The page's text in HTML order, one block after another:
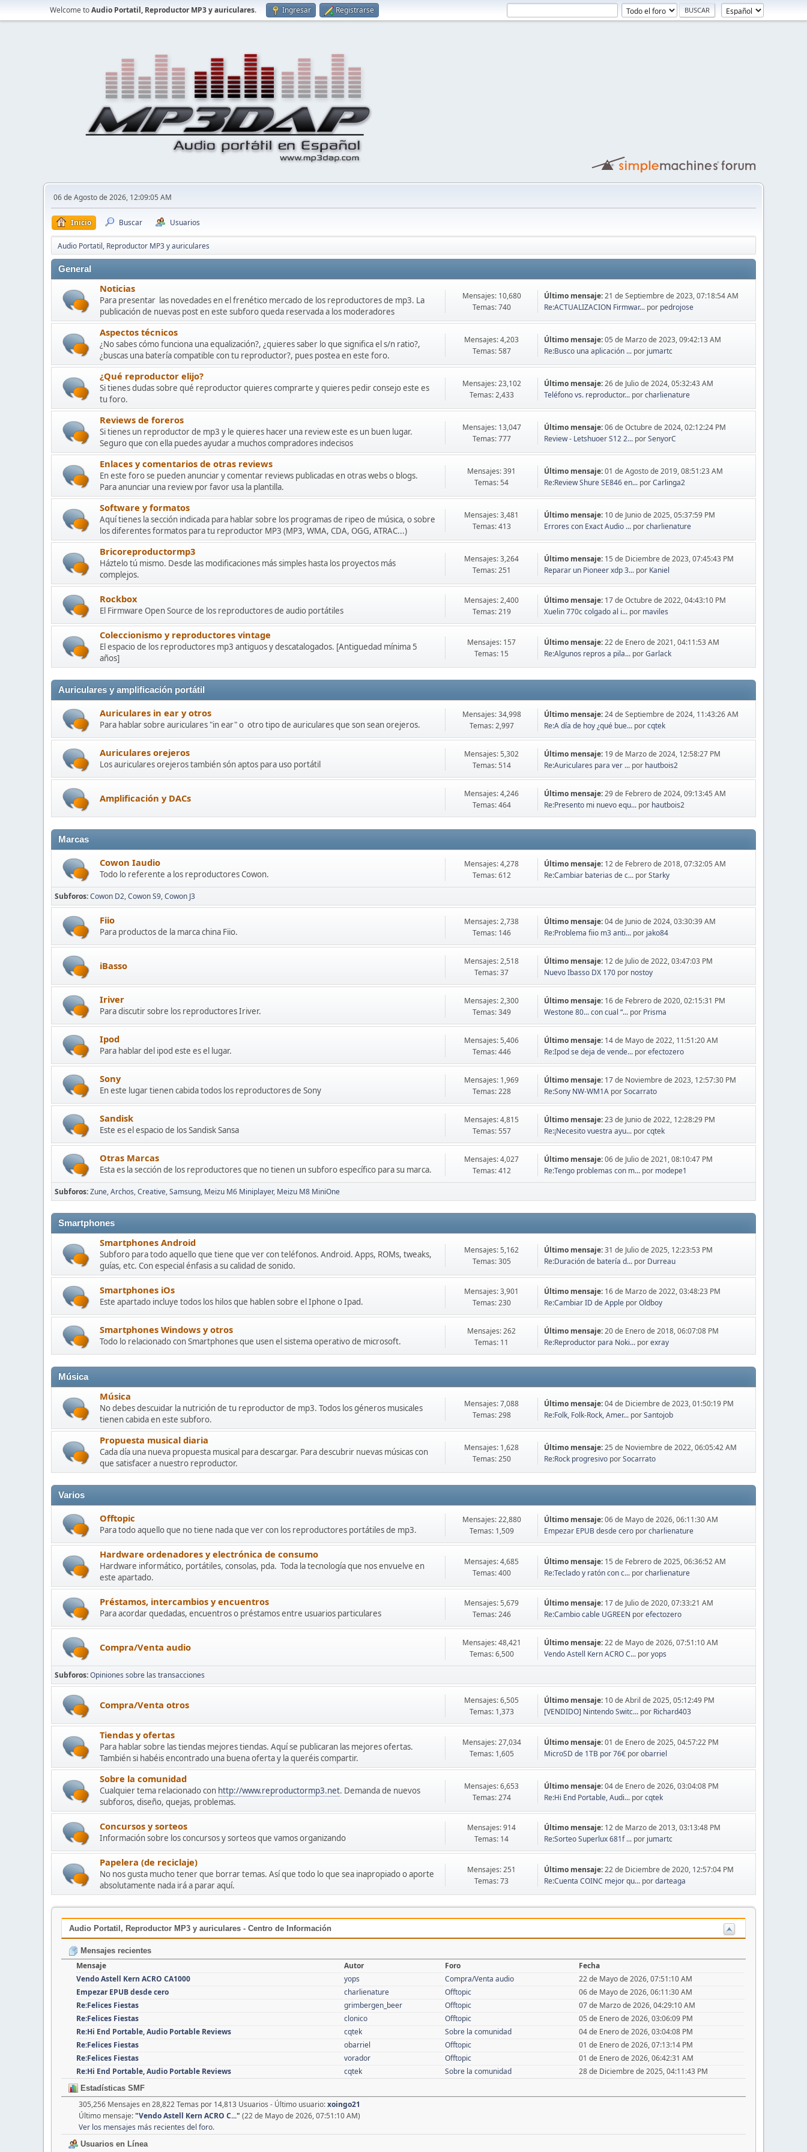
Welcome toAudio Portatil, Reproductor MP3 y auriculares. Ingresar Registrarse
06 de Agosto de 2026, 12:09:05 AM
Inicio Buscar Usuarios
Audio Portatil, Reproductor MP3 y auriculares
General
Noticias
Para presentar las novedades en el frenético mercado de los reproductores de mp3. La
publicación de nuevas post en este subforo queda reservada a los moderadores
Mensajes: 10,680
Temas: 740
Último mensaje:21 de Septiembre de 2023, 07:18:54 AM
Re:ACTUALIZACION Firmwar... por pedrojose
Aspectos técnicos
¿No sabes cómo funciona una equalización?, ¿quieres saber lo que significa el s/n ratio?,
¿buscas una batería compatible con tu reproductor?, pues postea en este foro.
Mensajes: 4,203
Temas: 587
Último mensaje:05 de Marzo de 2023, 09:42:13 AM
Re:Busco una aplicación ... por jumartc
¿Qué reproductor elijo?
Si tienes dudas sobre qué reproductor quieres comprarte y quieres pedir consejo este es
tu foro.
Mensajes: 23,102
Temas: 2,433
Último mensaje:26 de Julio de 2024, 05:32:43 AM
Teléfono vs. reproductor... porcharlienature
Reviews de foreros
Si tienes un reproductor de mp3 y le quieres hacer una review este es un buen lugar.
Seguro que con ella puedes ayudar a muchos compradores indecisos
Mensajes: 13,047
Temas: 777
Último mensaje:06 de Octubre de 2024, 02:12:24 PM
Review - Letshuoer S12 2... porSenyorC
Enlaces y comentarios de otras reviews
En este foro se pueden anunciar y comentar reviews publicadas en otras webs o blogs.
Para anunciar una review por favor usa la plantilla.
Mensajes: 391
Temas: 54
Último mensaje:01 de Agosto de 2019, 08:51:23 AM
Re:Review Shure SE846 en... porCarlinga2
Software y formatos
Aquí tienes la sección indicada para hablar sobre los programas de ripeo de música, o sobre
los diferentes formatos para tu reproductor MP3 (MP3, WMA, CDA, OGG, ATRAC...)
Mensajes: 3,481
Temas: 413
Último mensaje: 10 de Junio de 2025, 05:37:59 PM
Errores con Exact Audio ... porcharlienature
Bricoreproductormp3
Háztelo tú mismo. Desde las modificaciones más simples hasta los proyectos más
complejos.
Mensajes: 3,264
Temas: 251
Último mensaje: 15 de Diciembre de 2023, 07:45:43 PM
Reparar un Pioneer xdp 3... por Kaniel
Rockbox
El Firmware Open Source de los reproductores de audio portátiles
Mensajes: 2,400
Temas: 219
Último mensaje: 17 de Octubre de 2022, 04:43:10 PM
Xuelin 770c colgado al i... por maviles
Coleccionismo y reproductores vintage
El espacio de los reproductores mp3 antiguos y descatalogados. [Antiguedad mínima 5
años]
Mensajes: 157
Temas: 15
Último mensaje:22 de Enero de 2021, 04:11:53 AM
Re:Algunos repros a pila... porGarlack
Auriculares y amplificación portátil
Auriculares in ear y otros
Para hablar sobre auriculares "in ear" o otro tipo de auriculares que son sean orejeros.
Mensajes: 34,998
Temas: 2,997
Último mensaje:24 de Septiembre de 2024, 11:43:26 AM
Re:A día de hoy ¿qué bue... porcqtek
Auriculares orejeros
Los auriculares orejeros también són aptos para uso portátil
Mensajes: 5,302
Temas: 514
Último mensaje: 19 de Marzo de 2024, 12:58:27 PM
Re:Auriculares para ver ... por hautbois2
Amplificación y DACs
Mensajes: 4,246
Temas: 464
Último mensaje:29 de Febrero de 2024, 09:13:45 AM
Re:Presento mi nuevo equ... por hautbois2
Marcas
Cowon Iaudio
Todo lo referente a los reproductores Cowon.
Mensajes: 4,278
Temas: 612
Último mensaje: 12 de Febrero de 2018, 07:32:05 AM
Re:Cambiar baterias de c... porStarky
Subforos Cowon D2 Cowon S9 Cowon J3
Fiio
Para productos de la marca china Fiio.
Mensajes: 2,738
Temas: 146
Último mensaje:04 de Junio de 2024, 03:30:39 AM
Re:Problema fiio m3 anti... por jako84
iBasso
Mensajes: 2,518
Temas: 37
Último mensaje: 12 de Julio de 2022, 03:47:03 PM
Nuevo Ibasso DX 170 por nostoy
Iriver
Para discutir sobre los reproductores Iriver.
Mensajes: 2,300
Temas: 349
Último mensaje: 16 de Febrero de 2020, 02:15:31 PM
Westone 80... con cual “... por Prisma
Ipod
Para hablar del ipod este es el lugar.
Mensajes: 5,406
Temas: 446
Último mensaje: 14 de Mayo de 2022, 11:51:20 AM
Re:Ipod se deja de vende... porefectozero
Sony
En este lugar tienen cabida todos los reproductores de Sony
Mensajes: 1,969
Temas: 228
Último mensaje: 17 de Noviembre de 2023, 12:57:30 PM
Re:Sony NW-WM1A porSocarrato
Sandisk
Este es el espacio de los Sandisk Sansa
Mensajes: 4,815
Temas: 557
Último mensaje:23 de Junio de 2022, 12:28:29 PM
Re:¡Necesito vuestra ayu... porcqtek
Otras Marcas
Esta es la sección de los reproductores que no tienen un subforo específico para su marca.
Mensajes: 4,027
Temas: 412
Último mensaje:06 de Julio de 2021, 08:10:47 PM
Re:Tengo problemas con m... por modepe1
Subforos Zune Archos Creative Samsung Meizu M6 Miniplayer Meizu M8 MiniOne
Smartphones
Smartphones Android
Subforo para todo aquello que tiene que ver con teléfonos. Android. Apps, ROMs, tweaks,
guías, etc. Con especial énfasis a su calidad de sonido.
Mensajes: 5,162
Temas: 305
Último mensaje:31 de Julio de 2025, 12:23:53 PM
Re:Duración de batería d... por Durreau
Smartphones iOs
Este apartado incluye todos los hilos que hablen sobre el Iphone o Ipad.
Mensajes: 3,901
Temas: 230
Último mensaje: 16 de Marzo de 2022, 03:48:23 PM
Re:Cambiar ID de Apple porOldboy
Smartphones Windows y otros
Todo lo relacionado con Smartphones que usen el sistema operativo de microsoft.
Mensajes: 262
Temas: 11
Último mensaje:20 de Enero de 2018, 06:07:08 PM
Re:Reproductor para Noki... porexray
Música
Música
No debes descuidar la nutrición de tu reproductor de mp3. Todos los géneros musicales
tienen cabida en este subforo.
Mensajes: 7,088
Temas: 298
Último mensaje:04 de Diciembre de 2023, 01:50:19 PM
Re:Folk, Folk-Rock, Amer... porSantojob
Propuesta musical diaria
Cada día una nueva propuesta musical para descargar. Para descubrir nuevas músicas con
que satisfacer a nuestro reproductor.
Mensajes: 1,628
Temas: 250
Último mensaje:25 de Noviembre de 2022, 06:05:42 AM
Re:Rock progresivo porSocarrato
Varios
Offtopic
Para todo aquello que no tiene nada que ver con los reproductores portátiles de mp3.
Mensajes: 22,880
Temas: 1,509
Último mensaje:06 de Mayo de 2026, 06:11:30 AM
Empezar EPUB desde cero porcharlienature
Hardware ordenadores y electrónica de consumo
Hardware informático, portátiles, consolas, pda. Toda la tecnología que nos envuelve en
este apartado.
Mensajes: 4,685
Temas: 400
Último mensaje: 15 de Febrero de 2025, 06:36:52 AM
Re:Teclado y ratón con c... porcharlienature
Préstamos, intercambios y encuentros
Para acordar quedadas, encuentros o préstamos entre usuarios particulares
Mensajes: 5,679
Temas: 246
Último mensaje: 17 de Julio de 2020, 07:33:21 AM
Re:Cambio cable UGREEN porefectozero
Compra/Venta audio
Mensajes: 48,421
Temas: 6,500
Último mensaje:22 de Mayo de 2026, 07:51:10 AM
Vendo Astell Kern ACRO C... poryops
Subforos Opiniones sobre las transacciones
Compra/Venta otros
Mensajes: 6,505
Temas: 1,373
Último mensaje: 10 de Abril de 2025, 05:12:49 PM
[VENDIDO] Nintendo Switc... por Richard403
Tiendas y ofertas
Para hablar sobre las tiendas mejores tiendas. Aquí se publicaran las mejores ofertas.
También si habéis encontrado una buena oferta y la queréis compartir.
Mensajes: 27,034
Temas: 1,605
Último mensaje:01 de Enero de 2025, 04:57:22 PM
MicroSD de 1TB por 76€ porobarriel
Sobre la comunidad
Cualquier tema relacionado con http://www.reproductormp3.net. Demanda de nuevos
subforos, diseño, quejas, problemas.
Mensajes: 6,653
Temas: 274
Último mensaje:04 de Enero de 2026, 03:04:08 PM
Re:Hi End Portable, Audi... porcqtek
Concursos y sorteos
Información sobre los concursos y sorteos que vamos organizando
Mensajes: 914
Temas: 14
Último mensaje: 12 de Marzo de 2013, 03:13:48 PM
Re:Sorteo Superlux 681f ... por jumartc
Papelera (de reciclaje)
No nos gusta mucho tener que borrar temas. Así que todo lo que sea inapropiado o aporte
absolutamente nada irá a parar aquí.
Mensajes: 251
Temas: 73
Último mensaje:22 de Diciembre de 2020, 12:57:04 PM
Re:Cuenta COINC mejor qu... pordarteaga
Audio Portatil, Reproductor MP3 y auriculares - Centro de Información
Mensajes recientes
Mensaje Autor Foro
Fecha
Vendo Astell Kern ACRO CA1000
yops Compra/Venta audio
22 de Mayo de 2026, 07:51:10 AM
Empezar EPUB desde cero
charlienature Offtopic
06 de Mayo de 2026, 06:11:30 AM
Re:Felices Fiestas
grimbergen_beer Offtopic
07 de Marzo de 2026, 04:29:10 AM
Re:Felices Fiestas
clonico Offtopic
05 de Enero de 2026, 03:06:09 PM
Re:Hi End Portable, Audio Portable Reviews
cqtek Sobre la comunidad
04 de Enero de 2026, 03:04:08 PM
Re:Felices Fiestas
obarriel Offtopic
01 de Enero de 2026, 07:13:14 PM
Re:Felices Fiestas
vorador Offtopic
01 de Enero de 2026, 06:42:31 AM
Re:Hi End Portable, Audio Portable Reviews
cqtek Sobre la comunidad 28 de Diciembre de 2025, 04:11:43 PM
Estadísticas SMF
305,256 Mensajes en 28,822 Temas por 14,813 Usuarios - Último usuario:xoingo21
Último mensaje:"Vendo Astell Kern ACRO C..." (22 de Mayo de 2026, 07:51:10 AM)
Ver los mensajes más recientes del foro.
Usuarios en Línea